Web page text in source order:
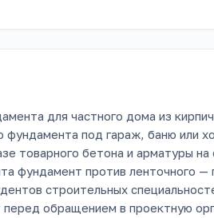
для частного дома из
фундамента под гараж, баню или
товарного бетона и арматуры на
фундамент против ленточного —
строительных
обращением в проектную